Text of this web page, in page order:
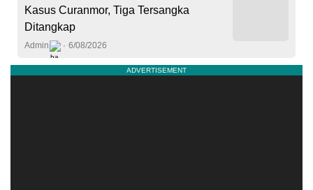
Kasus Curanmor, Tiga Tersangka
Ditangkap
Admin 6/08/2026